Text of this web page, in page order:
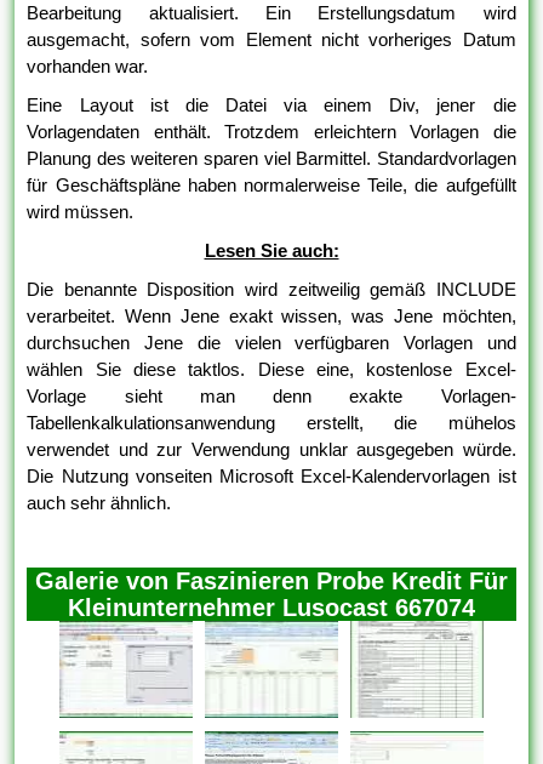
Bearbeitung aktualisiert. Ein Erstellungsdatum wird
ausgemacht, sofern vom Element nicht vorheriges Datum
vorhanden war.
Eine Layout ist die Datei via einem Div, jener die
Vorlagendaten enthält. Trotzdem erleichtern Vorlagen die
Planung des weiteren sparen viel Barmittel. Standardvorlagen
für Geschäftspläne haben normalerweise Teile, die aufgefüllt
wird müssen.
Lesen Sie auch:
Die benannte Disposition wird zeitweilig gemäß INCLUDE
verarbeitet. Wenn Jene exakt wissen, was Jene möchten,
durchsuchen Jene die vielen verfügbaren Vorlagen und
wählen Sie diese taktlos. Diese eine, kostenlose Excel-
Vorlage sieht man denn exakte Vorlagen-
Tabellenkalkulationsanwendung erstellt, die mühelos
verwendet und zur Verwendung unklar ausgegeben würde.
Die Nutzung vonseiten Microsoft Excel-Kalendervorlagen ist
auch sehr ähnlich.
Galerie von Faszinieren Probe Kredit Für
Kleinunternehmer Lusocast 667074